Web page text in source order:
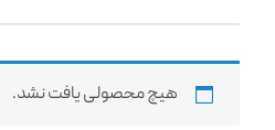
هیچ محصولی یافت نشد.